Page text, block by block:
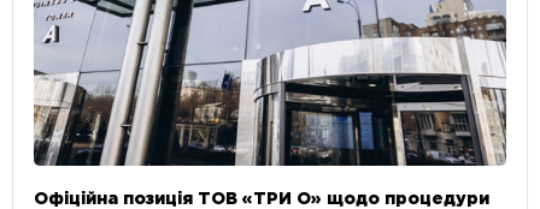
Офіційна позиція ТОВ «ТРИ О» щодо процедури